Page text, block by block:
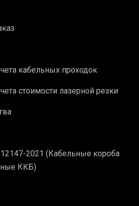
кабельных проходок
стоимости лазерной резки
2021 (Кабельные короба
ККБ)